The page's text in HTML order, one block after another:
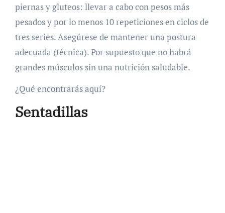
piernas y gluteos: llevar a cabo con pesos más
pesados ​​y por lo menos 10 repeticiones en ciclos de
tres series. Asegúrese de mantener una postura
adecuada (técnica). Por supuesto que no habrá
grandes músculos sin una nutrición saludable.
¿Qué encontrarás aquí?
Sentadillas